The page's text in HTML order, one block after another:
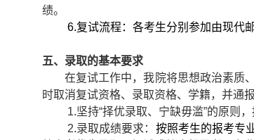
绩。
6.复试流程：各考生分别参加由现代
五、 录取的基本要求
在复试工作中，我院将思想政治素质
时取消复试资格、录取资格、学籍，并通
1.坚持“择优录取、 宁缺毋滥”的原则
2.录取成绩要求： 按照考生的报考专